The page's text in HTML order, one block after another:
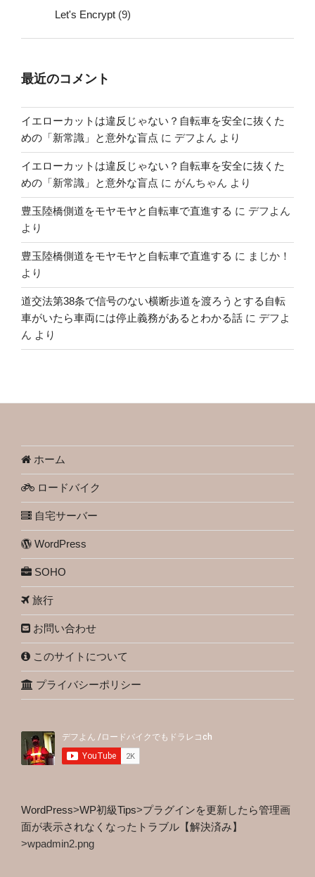
Let's Encrypt (9)
最近のコメント
イエローカットは違反じゃない？自転車を安全に抜くた
めの「新常識」と意外な盲点 に デフよん より
イエローカットは違反じゃない？自転車を安全に抜くた
めの「新常識」と意外な盲点 に がんちゃん より
豊玉陸橋側道をモヤモヤと自転車で直進する に デフよん
より
豊玉陸橋側道をモヤモヤと自転車で直進する に まじか！
より
道交法第38条で信号のない横断歩道を渡ろうとする自転
車がいたら車両には停止義務があるとわかる話 に デフよ
ん より
ホーム
ロードバイク
自宅サーバー
WordPress
SOHO
旅行
お問い合わせ
このサイトについて
プライバシーポリシー
WordPress>WP初級Tips>プラグインを更新したら管理画
面が表示されなくなったトラブル【解決済み】
>wpadmin2.png